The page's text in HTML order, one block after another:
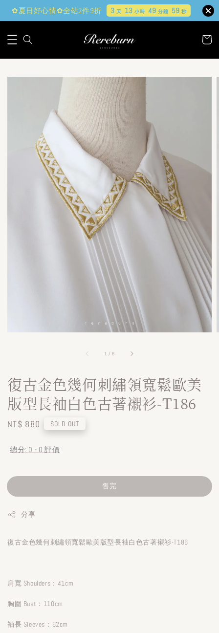
✿夏日好心情✿全站2件9折 3 天 13小時 49分鐘 58秒
1 / 6
復古金色幾何刺繡領寬鬆歐美
版型長袖白色古著襯衫-T186
Regular
NT$ 880 SOLD OUT
總分: 0 - 0 評價
售完
分享
復古金色幾何刺繡領寬鬆歐美版型長袖白色古著襯衫-T186
肩寬 Shoulders：41cm
胸圍 Bust：110cm
袖長 Sleeves：62cm